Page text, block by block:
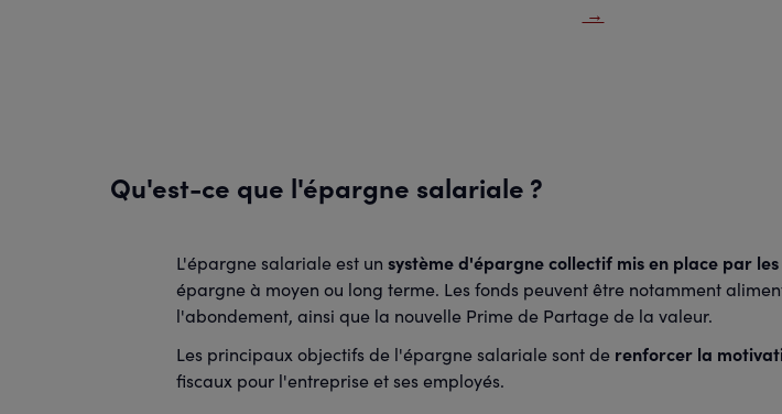
→
Qu'est-ce que l'épargne salariale ?
L'épargne salariale est un système d'épargne collectif mis en place par
épargne à moyen ou long terme. Les fonds peuvent être notamment
l'abondement, ainsi que la nouvelle Prime de Partage de la valeur.
Les principaux objectifs de l'épargne salariale sont de renforcer la
fiscaux pour l'entreprise et ses employés.